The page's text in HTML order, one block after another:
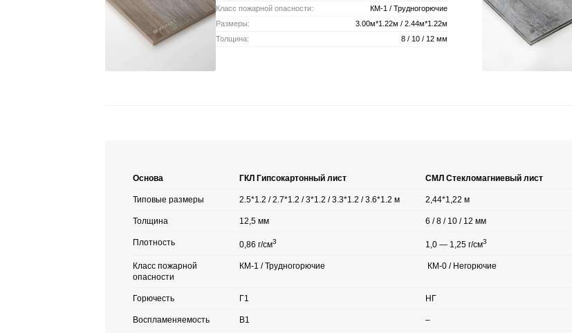
Класс пожарной опасности:
КМ-1 / Трудногорючие
Размеры:
3.00м*1.22м / 2.44м*1.22м
Толщина:
8 / 10 / 12 мм
Основа ГКЛ Гипсокартонный лист СМЛ Стекломагниевый лист
Типовые размеры 2.5*1.2 / 2.7*1.2 / 3*1.2 / 3.3*1.2 / 3.6*1.2 м 2,44*1,22 м
Толщина 12,5 мм 6 / 8 / 10 / 12 мм
Плотность 0,86 г/см3 1,0 — 1,25 г/см3
Класс пожарной
опасности
КМ-1 / Трудногорючие КМ-0 / Негорючие
Горючесть Г1 НГ
Воспламеняемость В1 –